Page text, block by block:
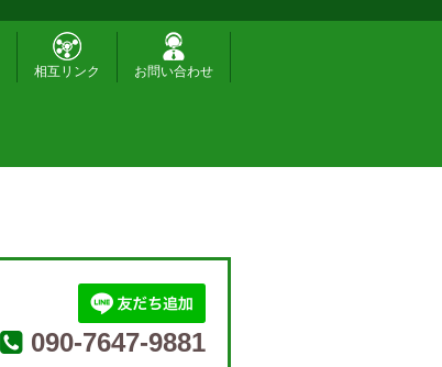
相互リンク お問い合わせ
090-7647-9881